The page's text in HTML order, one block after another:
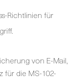
Richtlinien für
von E-Mail,
für die MS-102-